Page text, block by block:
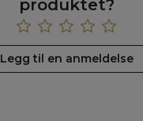
produktet?
Legg til en anmeldelse